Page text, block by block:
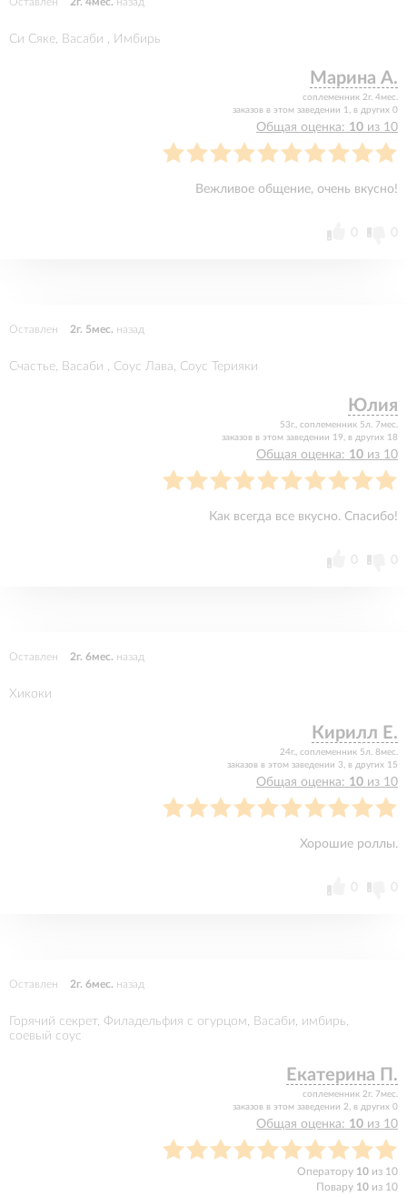
Си Сяке, Васаби , Имбирь
Марина А.
соплеменник 2г. 4мес.
заказов в этом заведении 1, в других 0
Общая оценка: 10 из 10
Вежливое общение, очень вкусно!
0 0
Оставлен 2г. 5мес. назад
Счастье, Васаби , Соус Лава, Соус Терияки
Юлия
53г., соплеменник 5л. 7мес.
заказов в этом заведении 19, в других 18
Общая оценка: 10 из 10
Как всегда все вкусно. Спасибо!
0 0
Оставлен 2г. 6мес. назад
Хикоки
Кирилл Е.
24г., соплеменник 5л. 8мес.
заказов в этом заведении 3, в других 15
Общая оценка: 10 из 10
Хорошие роллы.
0 0
Оставлен 2г. 6мес. назад
Горячий секрет, Филадельфия с огурцом, Васаби, имбирь,
соевый соус
Екатерина П.
соплеменник 2г. 7мес.
заказов в этом заведении 2, в других 0
Общая оценка: 10 из 10
Оператору 10 из 10
Повару 10 из 10